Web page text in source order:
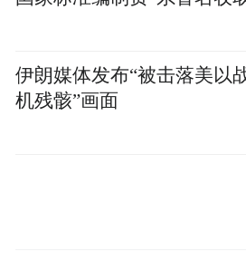
伊朗媒体发布“被击落美以
机残骸”画面